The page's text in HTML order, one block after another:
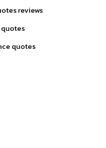
reviews
quotes